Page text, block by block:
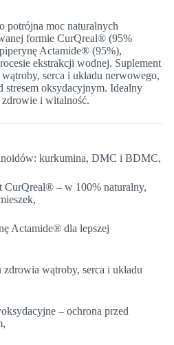
potrójna moc naturalnych
formie CurQreal® (95%
Actamide® (95%),
ekstrakcji wodnej. Suplement
serca i układu nerwowego,
stresem oksydacyjnym. Idealny
i witalność.
kurkumina, DMC i BDMC,
CurQreal® – w 100% naturalny,
Actamide® dla lepszej
wątroby, serca i układu
– ochrona przed